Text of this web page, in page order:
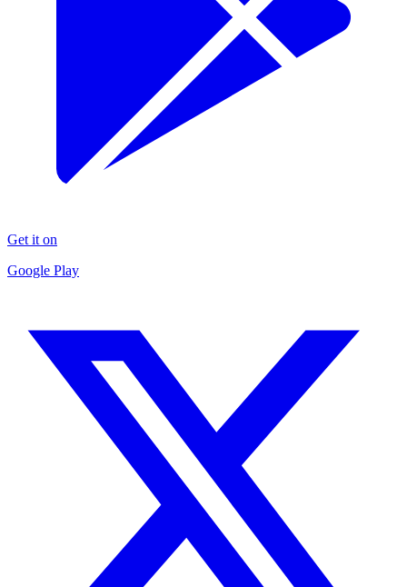
Get it on
Google Play